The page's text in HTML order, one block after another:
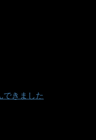
できました